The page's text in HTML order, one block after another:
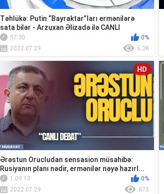
Təhlükə: Putin “Bayraktar”ları ermənilərə
sata bilər - Arzuxan Əlizadə ilə CANLI
57:30
0%
2022.07.29
6.3K
HD
Ərəstun Orucludan sensasion müsahibə:
Rusiyanın planı nədir, ermənilər nəyə hazırl...
1:09:13
0%
2022.07.29
875